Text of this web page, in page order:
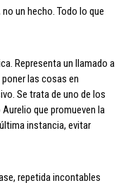
un hecho. Todo lo que
Representa un llamado a
las cosas en
Se trata de uno de los
que promueven la
instancia, evitar
repetida incontables